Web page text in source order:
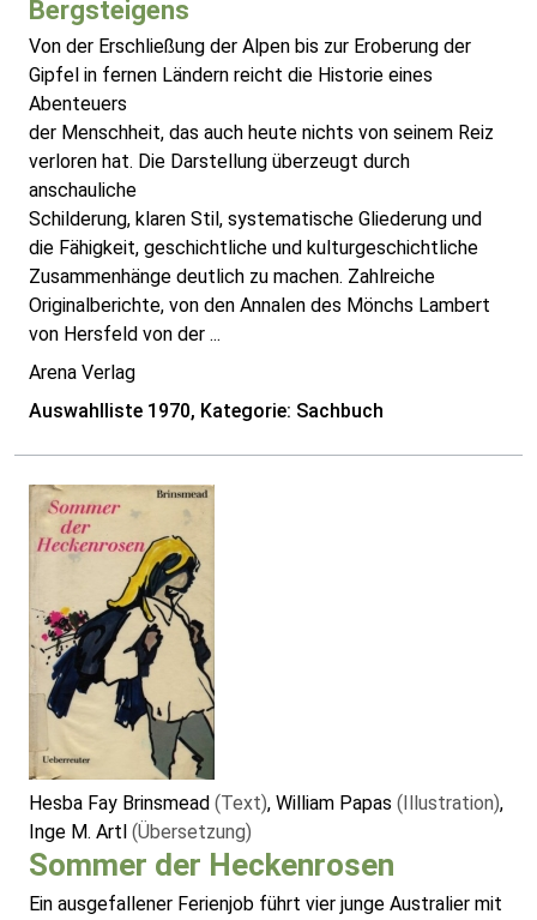
Bergsteigens
Von der Erschließung der Alpen bis zur Eroberung der
Gipfel in fernen Ländern reicht die Historie eines
Abenteuers
der Menschheit, das auch heute nichts von seinem Reiz
verloren hat. Die Darstellung überzeugt durch
anschauliche
Schilderung, klaren Stil, systematische Gliederung und
die Fähigkeit, geschichtliche und kulturgeschichtliche
Zusammenhänge deutlich zu machen. Zahlreiche
Originalberichte, von den Annalen des Mönchs Lambert
von Hersfeld von der ...
Arena Verlag
Auswahlliste 1970, Kategorie: Sachbuch
Hesba Fay Brinsmead (Text), William Papas (Illustration),
Inge M. Artl (Übersetzung)
Sommer der Heckenrosen
Ein ausgefallener Ferienjob führt vier junge Australier mit